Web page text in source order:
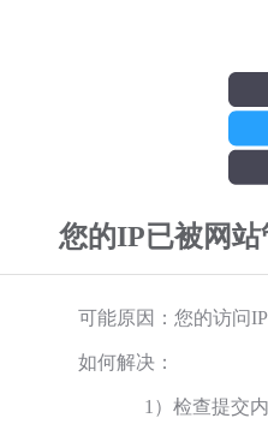
您的IP已被网
可能原因：您的访问
如何解决：
1）检查提交